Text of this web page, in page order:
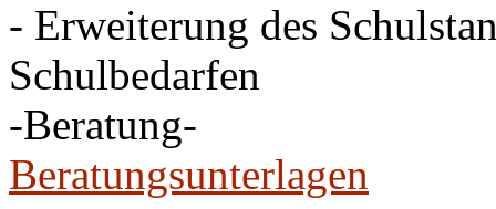
- Erweiterung des
Schulbedarfen
-Beratung-
Beratungsunterlagen